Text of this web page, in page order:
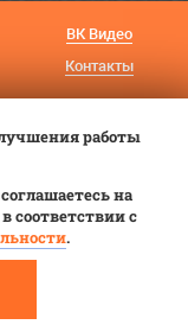
ВК Видео
Контакты
, ИНН 9723035587)
работы
на
соответствии с
.